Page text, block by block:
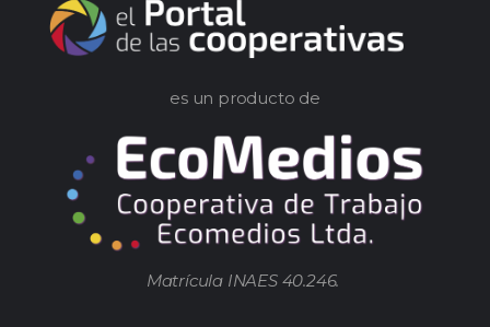
es un producto de
Matrícula INAES 40.246.